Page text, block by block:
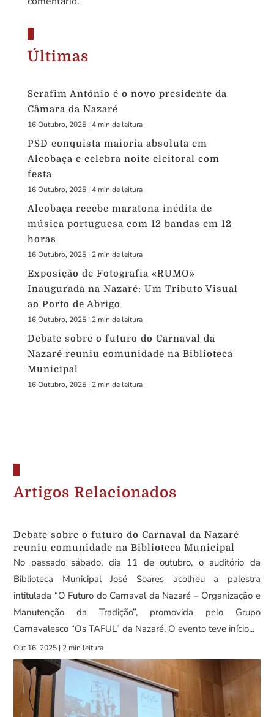
Últimas
Serafim António é o novo presidente da
Câmara da Nazaré
16 Outubro, 2025| 4 min de leitura
PSD conquista maioria absoluta em
Alcobaça e celebra noite eleitoral com
festa
16 Outubro, 2025| 4 min de leitura
Alcobaça recebe maratona inédita de
música portuguesa com 12 bandas em 12
horas
16 Outubro, 2025| 2 min de leitura
Exposição de Fotografia «RUMO»
Inaugurada na Nazaré: Um Tributo Visual
ao Porto de Abrigo
16 Outubro, 2025| 2 min de leitura
Debate sobre o futuro do Carnaval da
Nazaré reuniu comunidade na Biblioteca
Municipal
16 Outubro, 2025| 2 min de leitura
Artigos Relacionados
Debate sobre o futuro do Carnaval da Nazaré
reuniu comunidade na Biblioteca Municipal
No passado sábado, dia 11 de outubro, o auditório da
Biblioteca Municipal José Soares acolheu a palestra
intitulada “O Futuro do Carnaval da Nazaré – Organização e
Manutenção da Tradição”, promovida pelo Grupo
Carnavalesco “Os TAFUL” da Nazaré. O evento teve início...
Out 16, 2025 | 2 min leitura